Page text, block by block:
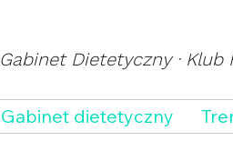
Gabinet Dietetyczny ·
Gabinet dietetyczny